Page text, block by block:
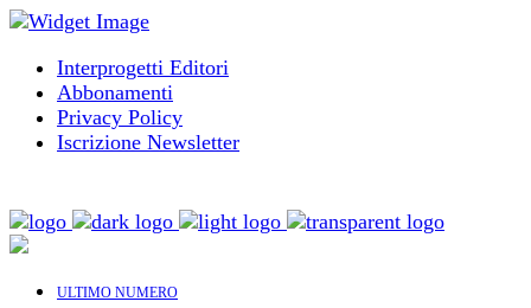
Interprogetti Editori
Abbonamenti
Privacy Policy
Iscrizione Newsletter
ULTIMO NUMERO